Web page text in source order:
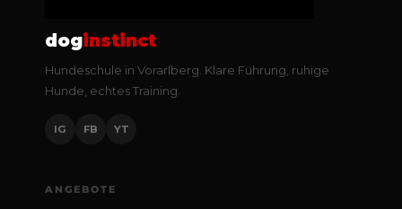
doginstinct
Hundeschule in Vorarlberg. Klare Führung, ruhige
Hunde, echtes Training.
IG FB YT
ANGEBOTE